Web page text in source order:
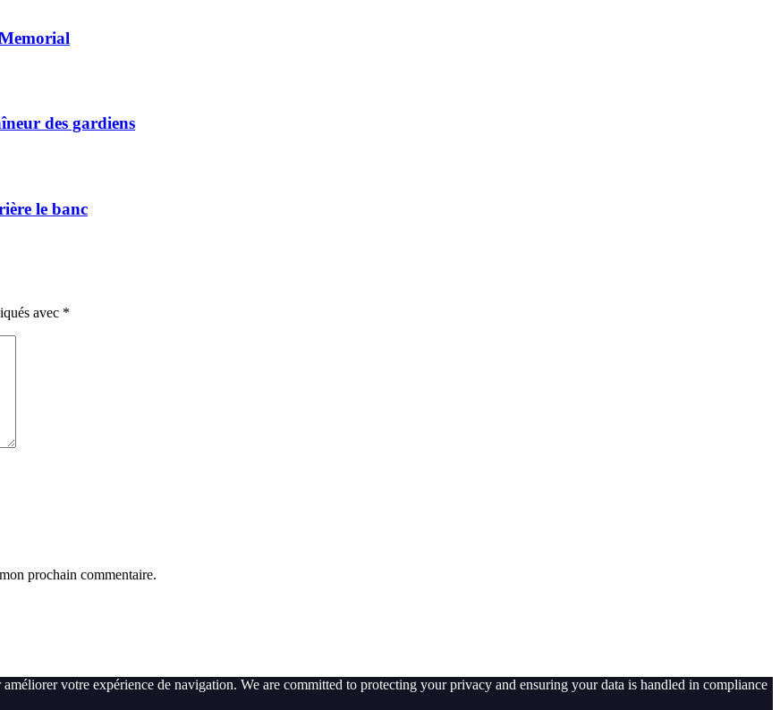
des gardiens
le banc
avec *
prochain commentaire.
votre expérience de navigation. We are committed to protecting your privacy and ensuring your data is handled in compliance